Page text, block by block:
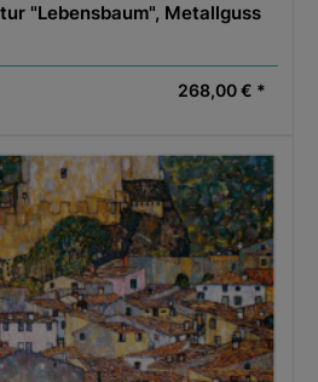
"Lebensbaum", Metallguss
268,00 € *